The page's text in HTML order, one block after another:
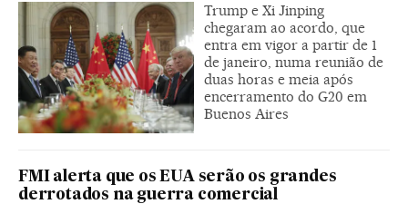
Trump e Xi Jinping
chegaram ao acordo, que
entra em vigor a partir de 1
de janeiro, numa reunião de
duas horas e meia após
encerramento do G20 em
Buenos Aires
FMI alerta que os EUA serão os grandes
derrotados na guerra comercial